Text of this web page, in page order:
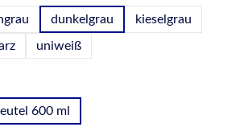
zurzeit nicht verfügbar.)
dunkelgrau kieselgrau
uniweiß
600 ml